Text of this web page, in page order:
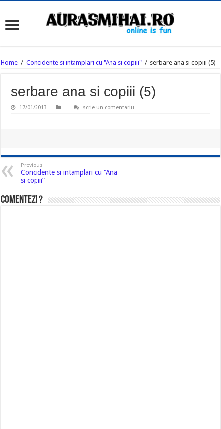
Home / Concidente si intamplari cu "Ana si copiii" / serbare ana si copiii (5)
serbare ana si copiii (5)
17/01/2013 scrie un comentariu
Previous
Concidente si intamplari cu “Ana
si copiii”
Comentezi ?